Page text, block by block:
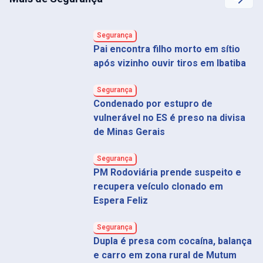
Segurança
Pai encontra filho morto em sítio
após vizinho ouvir tiros em Ibatiba
Segurança
Condenado por estupro de
vulnerável no ES é preso na divisa
de Minas Gerais
Segurança
PM Rodoviária prende suspeito e
recupera veículo clonado em
Espera Feliz
Segurança
Dupla é presa com cocaína, balança
e carro em zona rural de Mutum